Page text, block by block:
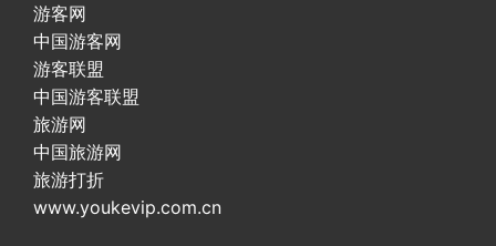
游客网
中国游客网
游客联盟
中国游客联盟
旅游网
中国旅游网
旅游打折
www.youkevip.com.cn